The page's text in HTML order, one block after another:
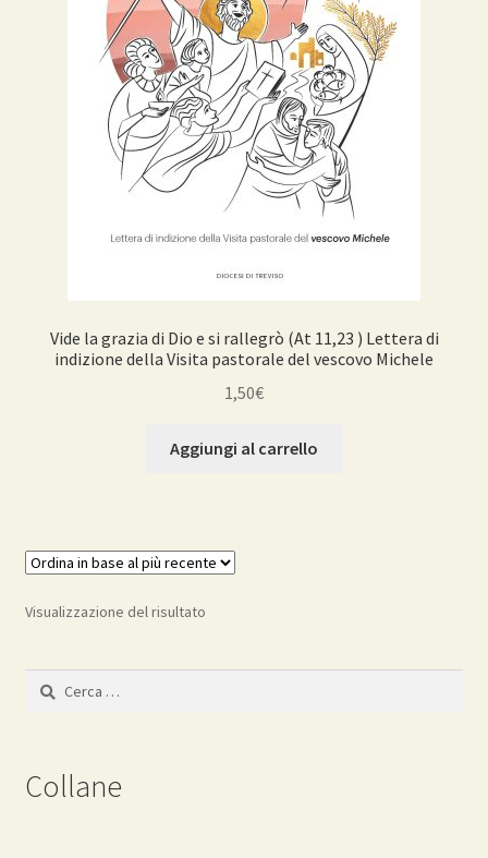
Vide la grazia di Dio e si rallegrò (At 11,23 ) Lettera di
indizione della Visita pastorale del vescovo Michele
1,50€
Aggiungi al carrello
Visualizzazione del risultato
Ricerca
Collane